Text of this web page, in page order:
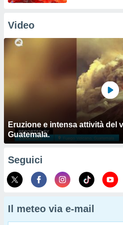
Video
Eruzione e intensa attività del
Guatemala.
Seguici
Il meteo via e-mail